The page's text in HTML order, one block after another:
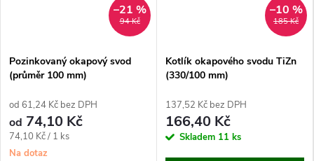
94 Kč
–21 %
Pozinkovaný okapový svod
(průměr 100 mm)
od 61,24 Kč bez DPH
od 74,10 Kč
Měrná
cena:
74,10 Kč / 1 ks
Na dotaz
185 Kč
–10 %
Kotlík okapového svodu TiZn
(330/100 mm)
137,52 Kč bez DPH
166,40 Kč
Skladem 11 ks